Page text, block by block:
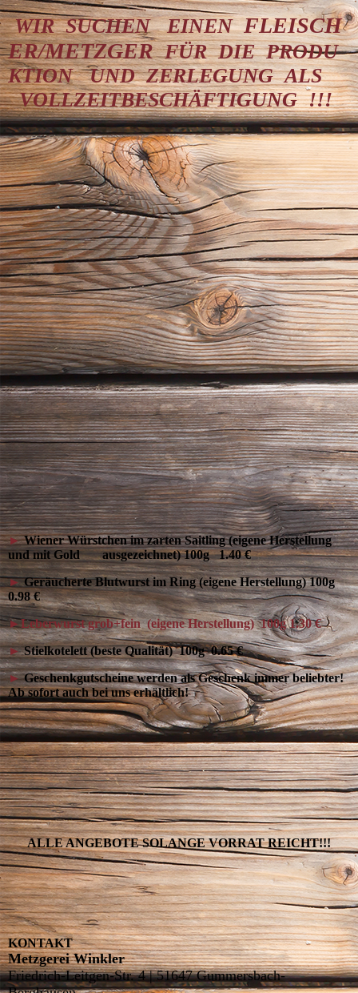
WIR SUCHEN EINENFLEISCH
ER/METZGERFÜR DIE PRODU
KTION UND ZERLEGUNG ALS
VOLLZEITBESCHÄFTIGUNG !!!
► Wiener Würstchen im zarten Saitling (eigene Herstellung
und mit Gold ausgezeichnet) 100g 1.40 €
►Geräucherte Blutwurst im Ring (eigene Herstellung) 100g
0.98 €
►Leberwurst grob+fein (eigene Herstellung) 100g 1.30 €
►Stielkotelett (beste Qualität) 100g 0.65 €
► Geschenkgutscheine werden als Geschenk immer beliebter!
Ab sofort auch bei uns erhältlich!
ALLE ANGEBOTE SOLANGE VORRAT REICHT!!!
KONTAKT
Metzgerei Winkler
Friedrich-Leitgen-Str. 4 | 51647 Gummersbach-